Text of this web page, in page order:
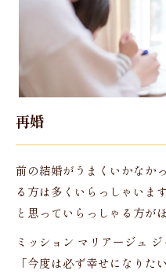
再婚
前の結婚がうまくいかなか
る方は多くいらっしゃいま
と思っていらっしゃる方が
ミッション マリアージュ ジ
「今度は必ず幸せになりた